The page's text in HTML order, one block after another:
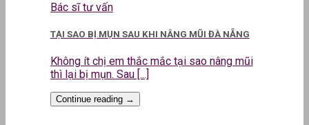
Bác sĩ tư vấn
TẠI SAO BỊ MỤN SAU KHI NÂNG MŨI ĐÀ NẴNG
Không ít chị em thắc mắc tại sao nâng mũi
thì lại bị mụn. Sau [...]
Continue reading →